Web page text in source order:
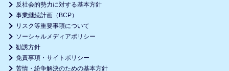
反社会的勢力に対する基本方針
事業継続計画（BCP）
リスク等重要事項について
ソーシャルメディアポリシー
勧誘方針
免責事項・サイトポリシー
苦情・紛争解決のための基本方針